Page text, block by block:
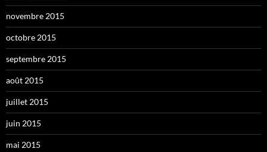
novembre 2015
octobre 2015
septembre 2015
août 2015
juillet 2015
juin 2015
mai 2015